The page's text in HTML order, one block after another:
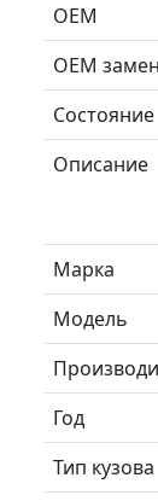
ОЕМ
ОЕМ
Состояние
Описание
Марка
Модель
Год
Тип кузова